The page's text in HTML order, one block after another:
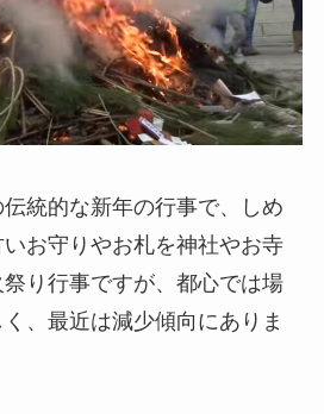
統的な新年の行事で、しめ
お守りやお札を神社やお寺
り行事ですが、都心では場
、最近は減少傾向にありま